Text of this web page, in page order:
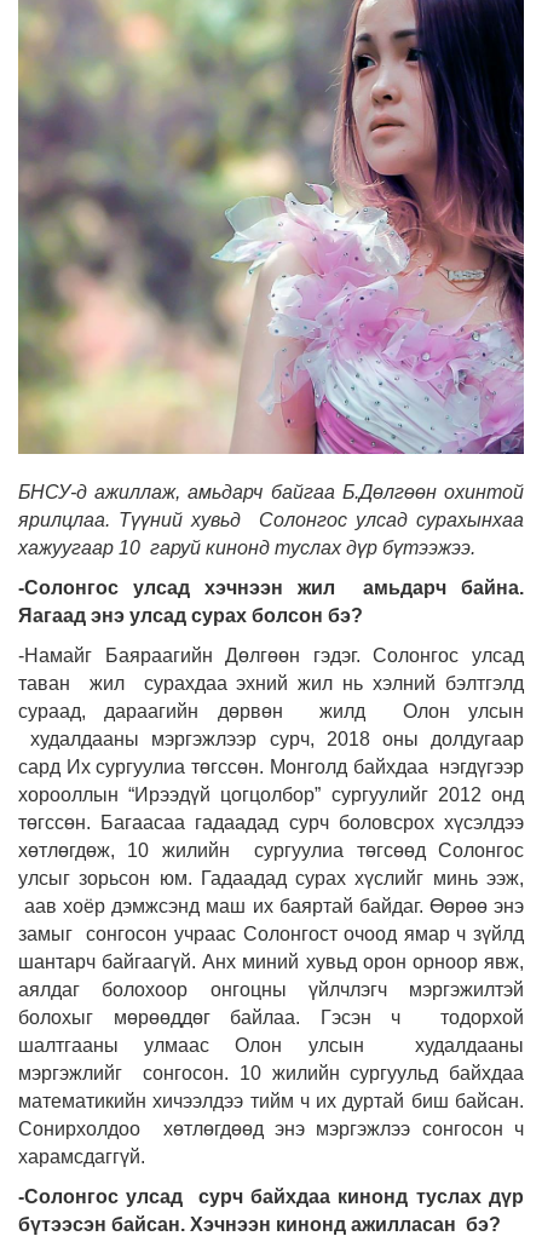
БНСУ-д ажиллаж, амьдарч байгаа Б.Дөлгөөн охинтой
ярилцлаа. Түүний хувьд Солонгос улсад сурахынхаа
хажуугаар 10 гаруй кинонд туслах дүр бүтээжээ.
-Солонгос улсад хэчнээн жил амьдарч байна.
Яагаад энэ улсад сурах болсон бэ?
-Намайг Баяраагийн Дөлгөөн гэдэг. Солонгос улсад
таван жил сурахдаа эхний жил нь хэлний бэлтгэлд
сураад, дараагийн дөрвөн жилд Олон улсын
худалдааны мэргэжлээр сурч, 2018 оны долдугаар
сард Их сургуулиа төгссөн. Монголд байхдаа нэгдүгээр
хорооллын “Ирээдүй цогцолбор” сургуулийг 2012 онд
төгссөн. Багаасаа гадаадад сурч боловсрох хүсэлдээ
хөтлөгдөж, 10 жилийн сургуулиа төгсөөд Солонгос
улсыг зорьсон юм. Гадаадад сурах хүслийг минь ээж,
аав хоёр дэмжсэнд маш их баяртай байдаг. Өөрөө энэ
замыг сонгосон учраас Солонгост очоод ямар ч зүйлд
шантарч байгаагүй. Анх миний хувьд орон орноор явж,
аялдаг болохоор онгоцны үйлчлэгч мэргэжилтэй
болохыг мөрөөддөг байлаа. Гэсэн ч тодорхой
шалтгааны улмаас Олон улсын худалдааны
мэргэжлийг сонгосон. 10 жилийн сургуульд байхдаа
математикийн хичээлдээ тийм ч их дуртай биш байсан.
Сонирхолдоо хөтлөгдөөд энэ мэргэжлээ сонгосон ч
харамсдаггүй.
-Солонгос улсад сурч байхдаа кинонд туслах дүр
бүтээсэн байсан. Хэчнээн кинонд ажилласан бэ?